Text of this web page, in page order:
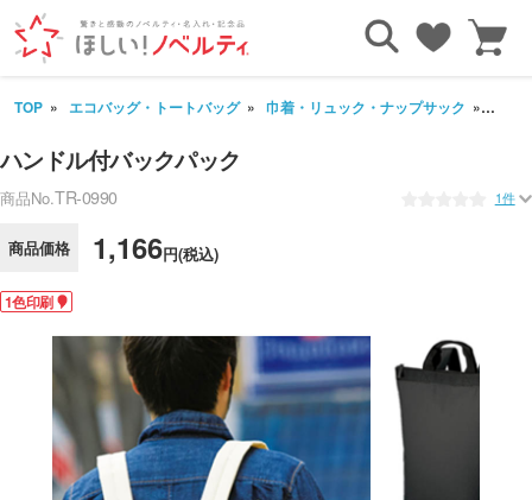
TOP エコバッグ・トートバッグ 巾着・リュック・ナップサック ハン
ハンドル付バックパック
商品No.TR-0990 1件
商品価格 1,166円(税込)
1色印刷